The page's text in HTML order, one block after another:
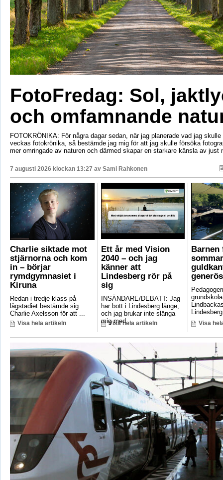
FotoFredag: Sol,
och omfamnande
FOTOKRÖNIKA: För några dagar sedan, när jag planerade vad jag
veckas fotokrönika, så bestämde jag mig för att jag skulle försöka
mer omringade av naturen och därmed skapar en starkare känsla av just
7 augusti 2026 klockan 13:27 av Sami Rahkonen
Charlie siktade mot
stjärnorna och kom
in – börjar
rymdgymnasiet i
Kiruna
Redan i tredje klass på
lågstadiet bestämde sig
Charlie Axelsson för att ...
Visa hela artikeln
Ett år med Vision
2040 – och jag
känner att
Lindesberg rör på
sig
INSÄNDARE/DEBATT: Jag
har bott i Lindesberg länge,
och jag brukar inte slänga
mig med ...
Visa hela artikeln Visa